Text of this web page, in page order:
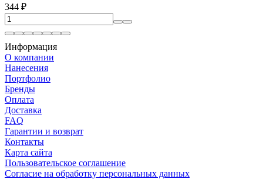
344 ₽
Информация
О компании
Нанесения
Портфолио
Бренды
Оплата
Доставка
FAQ
Гарантии и возврат
Контакты
Карта сайта
Пользовательское соглашение
Согласие на обработку персональных данных